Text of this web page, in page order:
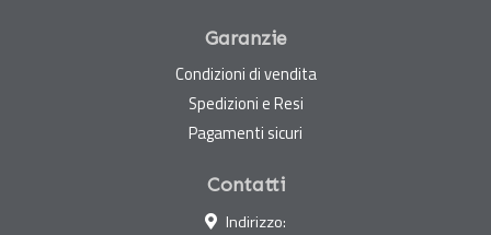
Garanzie
Condizioni di vendita
Spedizioni e Resi
Pagamenti sicuri
Contatti
Indirizzo: